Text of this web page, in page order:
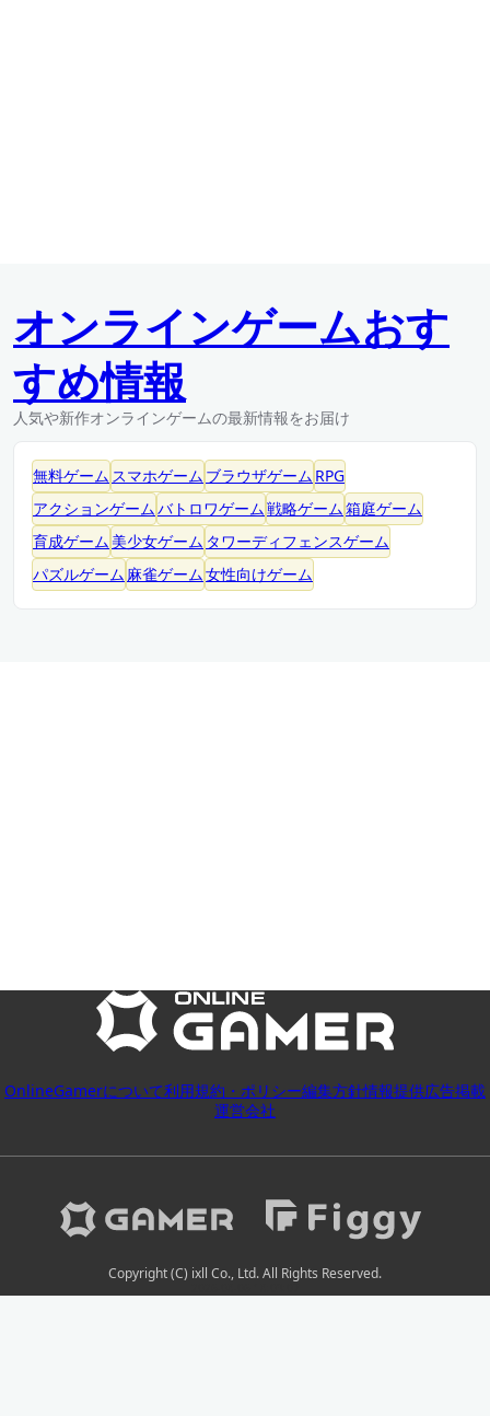
オンラインゲームおす
すめ情報
人気や新作オンラインゲームの最新情報をお届け
無料ゲーム スマホゲーム ブラウザゲーム RPG
アクションゲームバトロワゲーム戦略ゲーム箱庭ゲーム
育成ゲーム 美少女ゲーム タワーディフェンスゲーム
パズルゲーム 麻雀ゲーム女性向けゲーム
OnlineGamerについて利用規約・ポリシー編集方針情報提供広告掲載
運営会社
Copyright (C) ixll Co., Ltd. All Rights Reserved.